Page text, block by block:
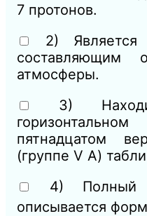
7 протонов.
2) Является
составляющим
атмосферы.
3)
пятнадцатом
(группе V A)
4) Полный
описывается